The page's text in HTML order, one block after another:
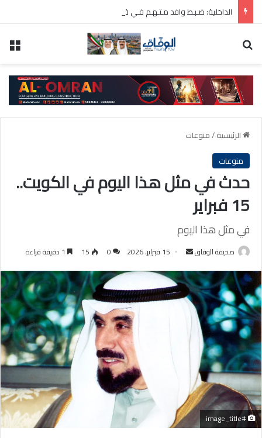
الرئيسية/منوعات
منوعات
حدث في مثل هذا اليوم في الكويت..
15 فبراير
في مثل هذا اليوم
صحيفة الوفاق
أرسل
إلكترونيا
15 فبراير، 2026 0
15
#image_title